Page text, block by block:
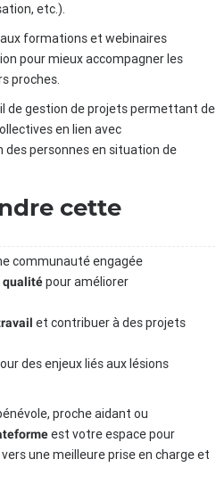
etc.).
formations et webinaires
pour mieux accompagner les
proches.
de gestion de projets permettant de
en lien avec
des personnes en situation de
cette
communauté engagée
qualitépour améliorer
et contribuer à des projets
des enjeux liés aux lésions
proche aidant ou
est votre espace pour
une meilleure prise en charge et